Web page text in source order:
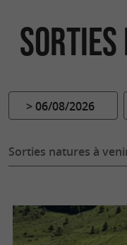
> 06/08/2026
Sorties natures à